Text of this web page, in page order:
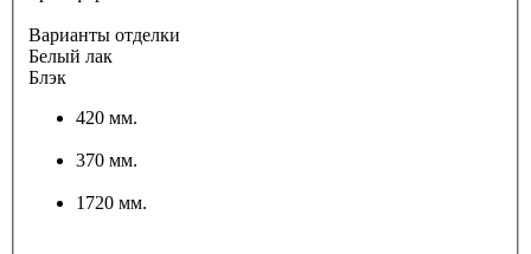
Варианты отделки
Белый лак
Блэк
420 мм.
370 мм.
1720 мм.